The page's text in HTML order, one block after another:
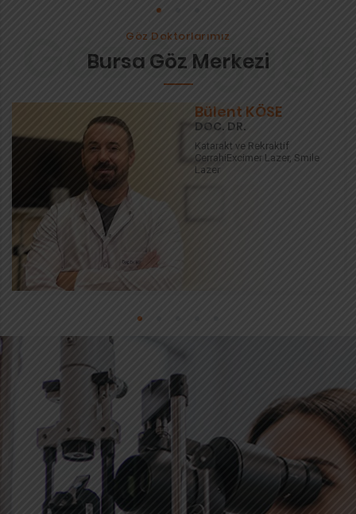
1
Göz Doktorlarımız
Bursa Göz Merkezi
Bülent KÖSE
Katarakt ve Rekraktif
Excimer Lazer, Smile
1